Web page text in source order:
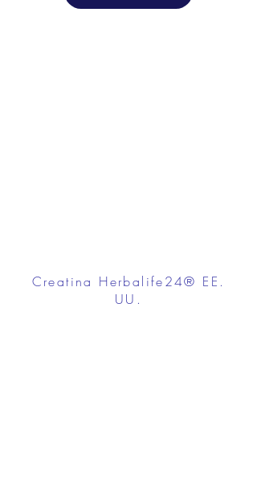
Creatina Herbalife24® EE.
UU.